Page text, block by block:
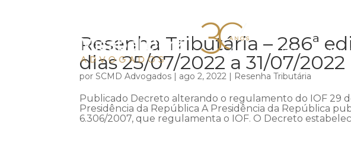
Início
Resenha Tributária – 286ª
dias 25/07/2022 a 31/07/2022
porSCMD Advogados | ago 2, 2022 | Resenha Tributária
Publicado Decreto alterando o regulamento do IOF 29
Presidência da República A Presidência da República
6.306/2007, que regulamenta o IOF. O Decreto